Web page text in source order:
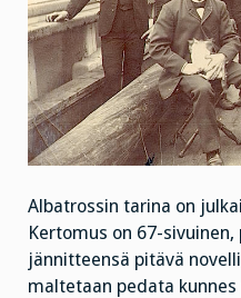
Albatrossin tarina on
Kertomus on 67-
jännitteensä pitävä
maltetaan pedata kunnes